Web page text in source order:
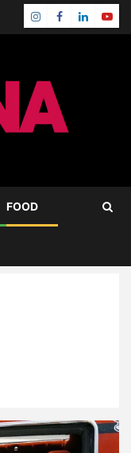
Instagram
Facebook
Linkedin
FOOD